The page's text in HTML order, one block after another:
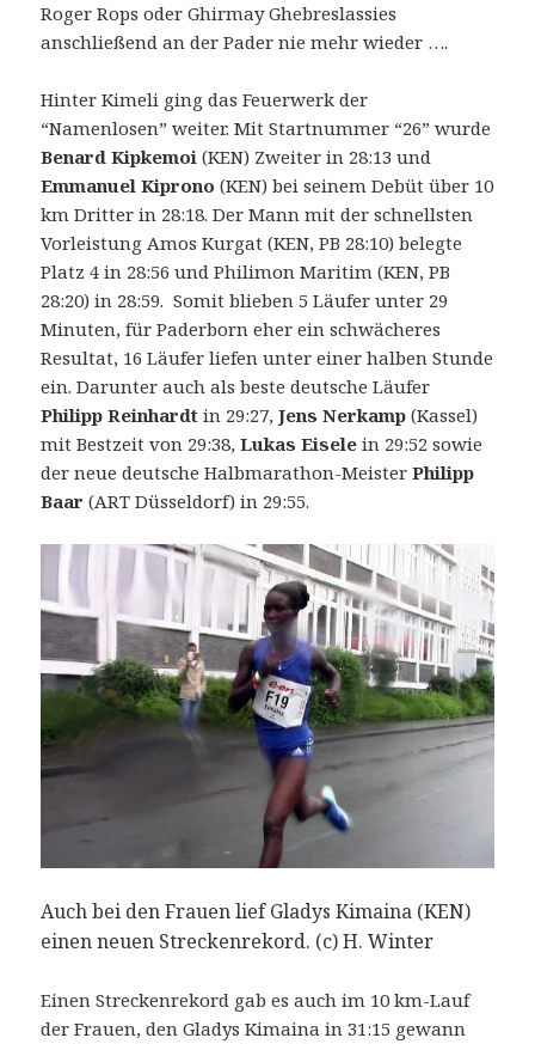
Roger Rops oder Ghirmay Ghebreslassies
anschließend an der Pader nie mehr wieder ….
Hinter Kimeli ging das Feuerwerk der
“Namenlosen” weiter. Mit Startnummer “26” wurde
Benard Kipkemoi (KEN) Zweiter in 28:13 und
Emmanuel Kiprono (KEN) bei seinem Debüt über 10
km Dritter in 28:18. Der Mann mit der schnellsten
Vorleistung Amos Kurgat (KEN, PB 28:10) belegte
Platz 4 in 28:56 und Philimon Maritim (KEN, PB
28:20) in 28:59. Somit blieben 5 Läufer unter 29
Minuten, für Paderborn eher ein schwächeres
Resultat, 16 Läufer liefen unter einer halben Stunde
ein. Darunter auch als beste deutsche Läufer
Philipp Reinhardt in 29:27,Jens Nerkamp (Kassel)
mit Bestzeit von 29:38,Lukas Eisele in 29:52 sowie
der neue deutsche Halbmarathon-MeisterPhilipp
Baar (ART Düsseldorf) in 29:55.
Auch bei den Frauen lief Gladys Kimaina (KEN)
einen neuen Streckenrekord. (c) H. Winter
Einen Streckenrekord gab es auch im 10 km-Lauf
der Frauen, den Gladys Kimaina in 31:15 gewann